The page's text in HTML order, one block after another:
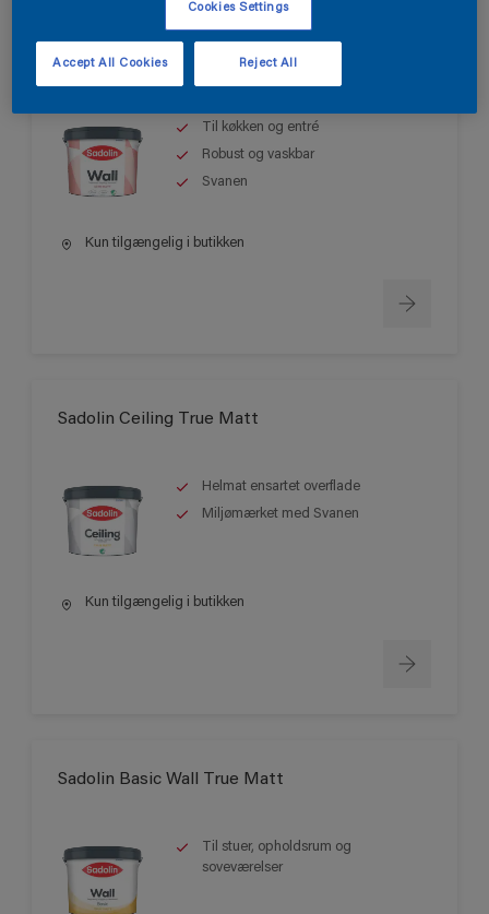
Sadolin Wall Semi Matt
Til køkken og entré
Robust og vaskbar
Svanen
Kun tilgængelig i butikken
Sadolin Ceiling True Matt
Helmat ensartet overflade
Miljømærket med Svanen
Kun tilgængelig i butikken
Sadolin Basic Wall True Matt
Til stuer, opholdsrum og
soveværelser
Cookies Settings
Reject All
Accept All Cookies